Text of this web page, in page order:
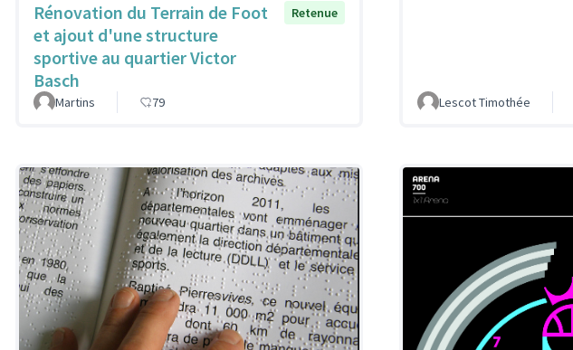
Rénovation du Terrain de Foot
et ajout d'une structure
sportive au quartier Victor
Basch
Retenue
Martins 79 Lescot Timothée